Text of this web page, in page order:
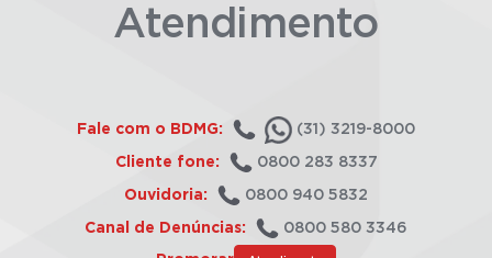
Atendimento
Fale com o BDMG: (31) 3219-8000
Cliente fone: 0800 283 8337
Ouvidoria: 0800 940 5832
Canal de Denúncias: 0800 580 3346